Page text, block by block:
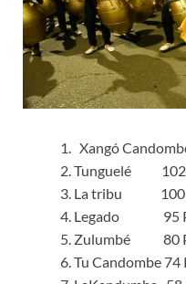
Xangó
Tunguelé 102
La tribu 100
Legado 95
Zulumbé 80
Tu Candombe 74